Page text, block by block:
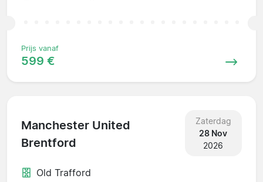
Prijs vanaf
599 €
Manchester United
Brentford
Zaterdag
28 Nov
2026
Old Trafford